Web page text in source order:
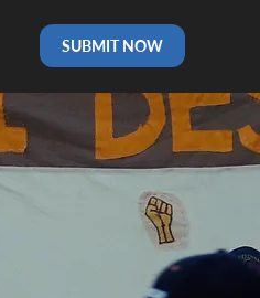
SUBMIT NOW